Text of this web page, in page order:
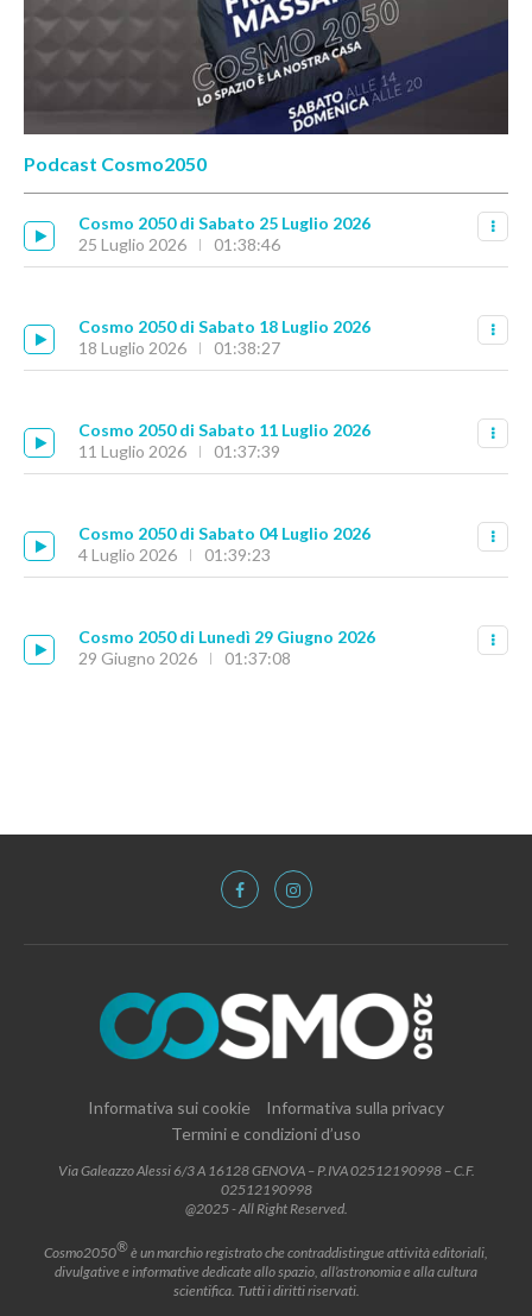
Podcast Cosmo2050
Cosmo 2050 di Sabato 25 Luglio 2026
25 Luglio 2026
01:38:46
Cosmo 2050 di Sabato 18 Luglio 2026
18 Luglio 2026
01:38:27
Cosmo 2050 di Sabato 11 Luglio 2026
11 Luglio 2026
01:37:39
Cosmo 2050 di Sabato 04 Luglio 2026
4 Luglio 2026
01:39:23
Cosmo 2050 di Lunedì 29 Giugno 2026
29 Giugno 2026
01:37:08
Informativa sui cookie
Informativa sulla privacy
Termini e condizioni d’uso
Via Galeazzo Alessi 6/3 A 16128 GENOVA – P.IVA 02512190998 – C.F.
02512190998
@2025 - All Right Reserved.
Cosmo2050®è un marchio registrato che contraddistingue attività editoriali,
divulgative e informative dedicate allo spazio, all’astronomia e alla cultura
scientifica. Tutti i diritti riservati.